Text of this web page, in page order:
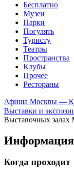
Бесплатно
Музеи
Парки
Погулять
Туристу
Театры
Пространства
Клубы
Прочее
Рестораны
Афиша Москвы —
Выставки и
Выставочных залах
Когда проходит